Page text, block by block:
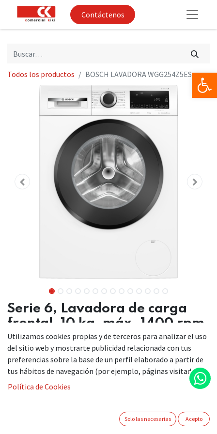
Contáctenos
Todos los productos BOSCH LAVADORA WGG254Z5ES
Serie 6, Lavadora de carga
frontal, 10 kg, máx. 1400 rpm
WGG254Z5ES
Resultados perfectos de lavado con el mínimo nivel de ruido y
la maxima eficiencia, gracias a la tecnología ActiveWater
Iron Assist: reduce las arrugas hasta un 50 %.
Utilizamos cookies propias y de terceros para analizar el uso
del sitio web y mostrarte publicidad relacionada con tus
preferencias sobre la base de un perfil elaborado a partir de
tus hábitos de navegación (por ejemplo, páginas visitadas).
Política de Cookies
Solo las necesarias Acepto